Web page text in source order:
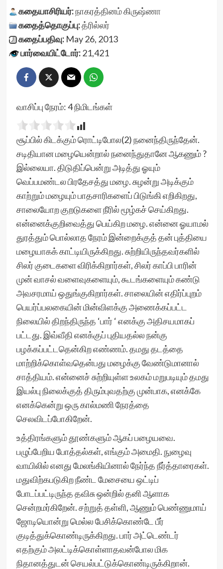
கதையாசிரியர்:நாகரத்தினம் கிருஷ்ணா
கதைத்தொகுப்பு:த்ரில்லர்
கதைப்பதிவு:May 26, 2013
பார்வையிட்டோர்:21,421
வாசிப்பு நேரம்:4நிமிடங்கள்
சூப்பில் கிடக்கும் ரொட்டிபோல(2) நனைந்திருந்தேன்.
சடிதியான மழையென்றால் நனைந்துதானே ஆகணும் ?
இல்லையா. திடுதிப்பென்று அடித்து ஓயும்
வெப்பமண்டல பிரதேசத்து மழை. சுழன்று அடிக்கும்
காற்றும் மழையும் பாதசாரிகளைப் பிடுங்கி எறிகிறது,
சாலையோற குறடுகளை நீரில் மூழ்கச் செய்கிறது.
என்னைக்குறிவைத்து பெய்கிற மழை. என்னை ஓயாமல்
துரத்தும் பொல்லாத நேரம் இன்றைக்குத் தன் புத்தியை
மழையாகக் காட்டியிருக்கிறது. சுற்றியிருந்தவர்களில்
சிலர் குடைகளை விரிக்கிறார்கள், சிலர் காப்பி பாரின்
முன் வாசல் வளைவுகளையும், கூடங்களையும் கண்டு
அவசரமாய் ஒதுங்குகிறார்கள். சாலையின் எதிர்ப்புறம்
பெயர்ப்பலகையின் மின்விளக்கு அணைக்கப்பட்ட
நிலையில் திறந்திருந்த ‘பார் ‘ எனக்கு அதிசயமாகப்
பட்டது. இவ்வீதி எனக்குப் புதியதல்ல நன்கு
பழக்கப்பட்டதென்கிற எண்ணம். தமது தடத்தை
மாற்றிக்கொள்வதென்பது மழைக்கு வேண்டுமானால்
சாத்தியம். என்னைச் சுற்றியுள்ள உலகம் மறுபடியும் தமது
இயல்பு நிலைக்குத் திரும்புவதற்கு முன்பாக, எனக்கே
எனக்கென்று ஒரு கால்மணி நேரத்தை
செலவிடப்போகிறேன்.
உத்திரங்களும் தூண்களும் ஆகப் பழையவை.
பழுப்பேறிய போத்தல்கள், எங்கும் அமைதி. நுழைவு
வாயிலில் எனது மேலங்கியினால் நேர்ந்த நீர்த்தாரைகள்.
மதுவிற்கபடுகிற நீண்ட மேசையை ஒட்டிப்
போடப்பட்டிருந்த தவிசு ஒன்றில் தனி ஆளாக
சென்றமர்கிறேன். சற்றுத் தள்ளி, ஆணும் பெண்ணுமாய்
ஜோடியொன்று மெல்ல பேசிக்கொண்டே பீர்
குடித்துக்கொண்டிருக்கிறது. பார் அட்டெண்டர்
எதற்கும் அலட்டிக்கொள்ளாதவன்போல மிக
நிதானத்துடன் செயல்பட்டுக்கொண்டிருக்கிறான்.